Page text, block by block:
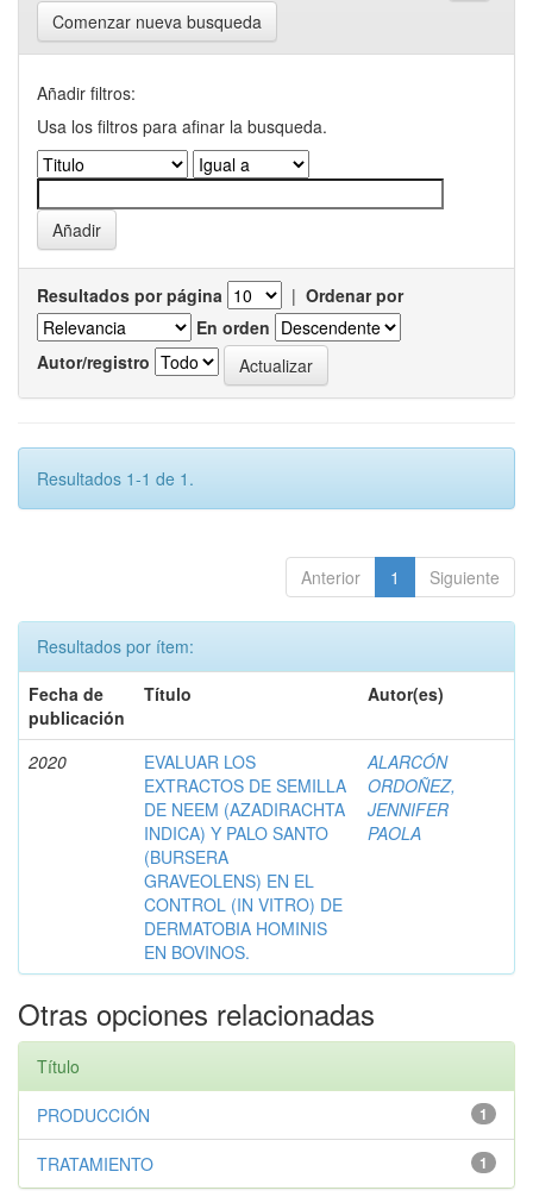
Comenzar nueva busqueda
Añadir filtros:
Usa los filtros para afinar la busqueda.
Resultados por página | Ordenar por
En orden
Autor/registro
Resultados 1-1 de 1.
Anterior 1 Siguiente
Resultados por ítem:
Fecha de
publicación
Título Autor(es)
2020
EVALUAR LOS
EXTRACTOS DE SEMILLA
DE NEEM (AZADIRACHTA
INDICA) Y PALO SANTO
(BURSERA
GRAVEOLENS) EN EL
CONTROL (IN VITRO) DE
DERMATOBIA HOMINIS
EN BOVINOS.
ALARCÓN
ORDOÑEZ,
JENNIFER
PAOLA
Otras opciones relacionadas
Título
1
PRODUCCIÓN
1
TRATAMIENTO